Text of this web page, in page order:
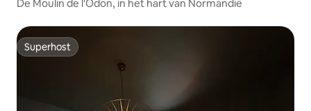
De Moulin de l'Odon, in het hart van Normandië
Superhost
Superhost